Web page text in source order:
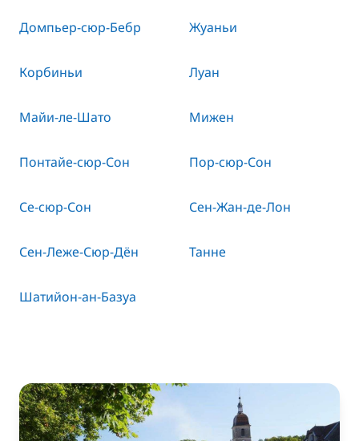
Домпьер-сюр-Бебр Жуаньи
Корбиньи Луан
Майи-ле-Шато Мижен
Понтайе-сюр-Сон Пор-сюр-Сон
Се-сюр-Сон Сен-Жан-де-Лон
Сен-Леже-Сюр-Дён Танне
Шатийон-ан-Базуа